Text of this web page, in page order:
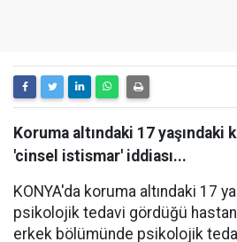
Koruma altındaki 17 yaşındaki
'cinsel istismar' iddiası...
KONYA'da koruma altındaki 17
psikolojik tedavi gördüğü
erkek bölümünde psikolojik